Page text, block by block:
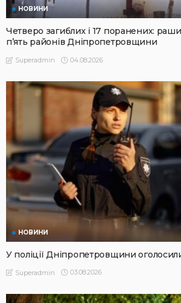
НОВИНИ
Четверо загиблих і 17 поранених:
п’ять районів Дніпропетровщини
Superadmin 04.08.2026
НОВИНИ
У поліції Дніпропетровщини
Superadmin 03.08.2026